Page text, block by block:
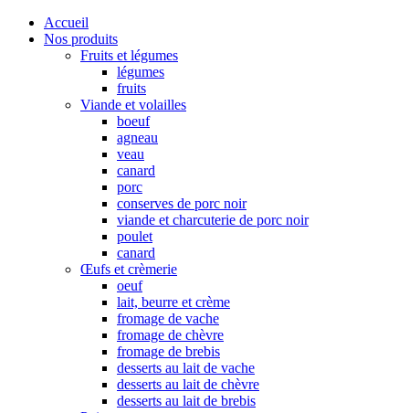
Accueil
Nos produits
Fruits et légumes
légumes
fruits
Viande et volailles
boeuf
agneau
veau
canard
porc
conserves de porc noir
viande et charcuterie de porc noir
poulet
canard
Œufs et crèmerie
oeuf
lait, beurre et crème
fromage de vache
fromage de chèvre
fromage de brebis
desserts au lait de vache
desserts au lait de chèvre
desserts au lait de brebis